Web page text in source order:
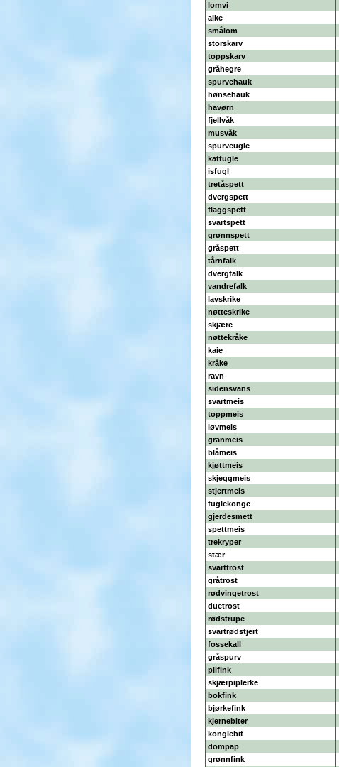
lomvi
alke
smålom
storskarv
toppskarv
gråhegre
spurvehauk
hønsehauk
havørn
fjellvåk
musvåk
spurveugle
kattugle
isfugl
tretåspett
dvergspett
flaggspett
svartspett
grønnspett
gråspett
tårnfalk
dvergfalk
vandrefalk
lavskrike
nøtteskrike
skjære
nøttekråke
kaie
kråke
ravn
sidensvans
svartmeis
toppmeis
løvmeis
granmeis
blåmeis
kjøttmeis
skjeggmeis
stjertmeis
fuglekonge
gjerdesmett
spettmeis
trekryper
stær
svarttrost
gråtrost
rødvingetrost
duetrost
rødstrupe
svartrødstjert
fossekall
gråspurv
pilfink
skjærpiplerke
bokfink
bjørkefink
kjernebiter
konglebit
dompap
grønnfink